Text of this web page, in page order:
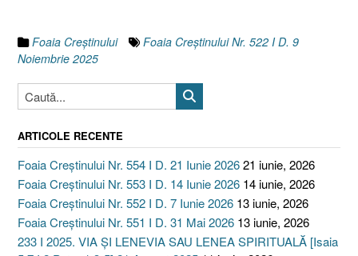
Foaia Creştinului
Foaia Creștinului Nr. 522 I D. 9
Noiembrie 2025
ARTICOLE RECENTE
Foaia Creștinului Nr. 554 I D. 21 Iunie 202621 iunie, 2026
Foaia Creștinului Nr. 553 I D. 14 Iunie 2026 14 iunie, 2026
Foaia Creștinului Nr. 552 I D. 7 Iunie 2026 13 iunie, 2026
Foaia Creștinului Nr. 551 I D. 31 Mai 2026 13 iunie, 2026
233 I 2025. VIA ȘI LENEVIA SAU LENEA SPIRITUALĂ [Isaia